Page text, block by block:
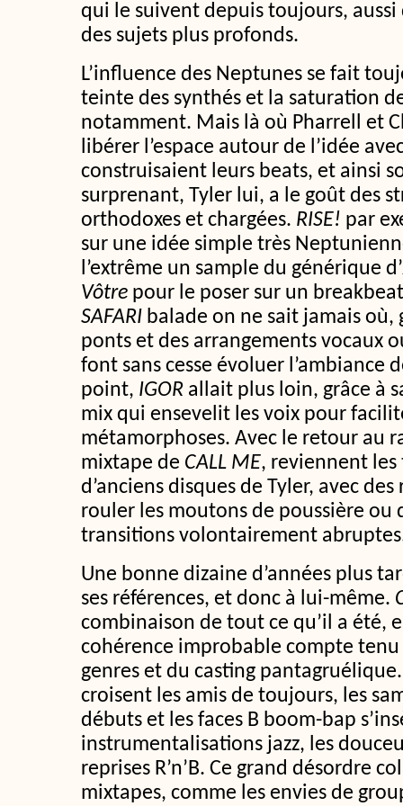
qui le suivent depuis toujours, aussi
des sujets plus profonds.
L’influence des Neptunes se fait
teinte des synthés et la saturation
notamment. Mais là où Pharrell et
libérer l’espace autour de l’idée
construisaient leurs beats, et ainsi
surprenant, Tyler lui, a le goût des
orthodoxes et chargées. RISE! par
sur une idée simple très
l’extrême un sample du générique d’
Vôtre pour le poser sur un
SAFARI balade on ne sait jamais où,
ponts et des arrangements vocaux
font sans cesse évoluer l’ambiance
point, IGOR allait plus loin, grâce à
mix qui ensevelit les voix pour
métamorphoses. Avec le retour au
mixtape de CALL ME, reviennent
d’anciens disques de Tyler, avec
rouler les moutons de poussière ou
transitions volontairement
Une bonne dizaine d’années plus
ses références, et donc à lui-même.
combinaison de tout ce qu’il a été,
cohérence improbable compte tenu
genres et du casting pantagruélique.
croisent les amis de toujours, les
débuts et les faces B boom-bap
instrumentalisations jazz, les
reprises R’n’B. Ce grand désordre
mixtapes, comme les envies de